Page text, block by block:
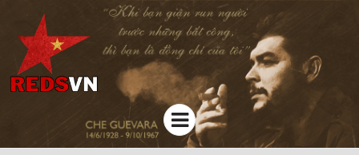
Kênh chia sẻ tri thức cộng đồng
Menu